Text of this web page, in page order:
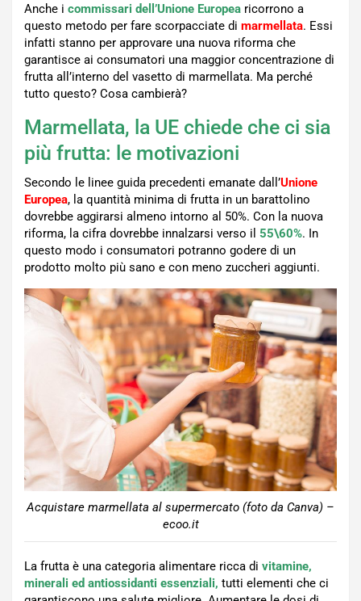
Anche i commissari dell’Unione Europea ricorrono a
questo metodo per fare scorpacciate di marmellata. Essi
infatti stanno per approvare una nuova riforma che
garantisce ai consumatori una maggior concentrazione di
frutta all’interno del vasetto di marmellata. Ma perché
tutto questo? Cosa cambierà?
Marmellata, la UE chiede che ci sia
più frutta: le motivazioni
Secondo le linee guida precedenti emanate dall’Unione
Europea, la quantità minima di frutta in un barattolino
dovrebbe aggirarsi almeno intorno al 50%. Con la nuova
riforma, la cifra dovrebbe innalzarsi verso il 55\60%. In
questo modo i consumatori potranno godere di un
prodotto molto più sano e con meno zuccheri aggiunti.
Acquistare marmellata al supermercato (foto da Canva) –
ecoo.it
La frutta è una categoria alimentare ricca di vitamine,
minerali ed antiossidanti essenziali, tutti elementi che ci